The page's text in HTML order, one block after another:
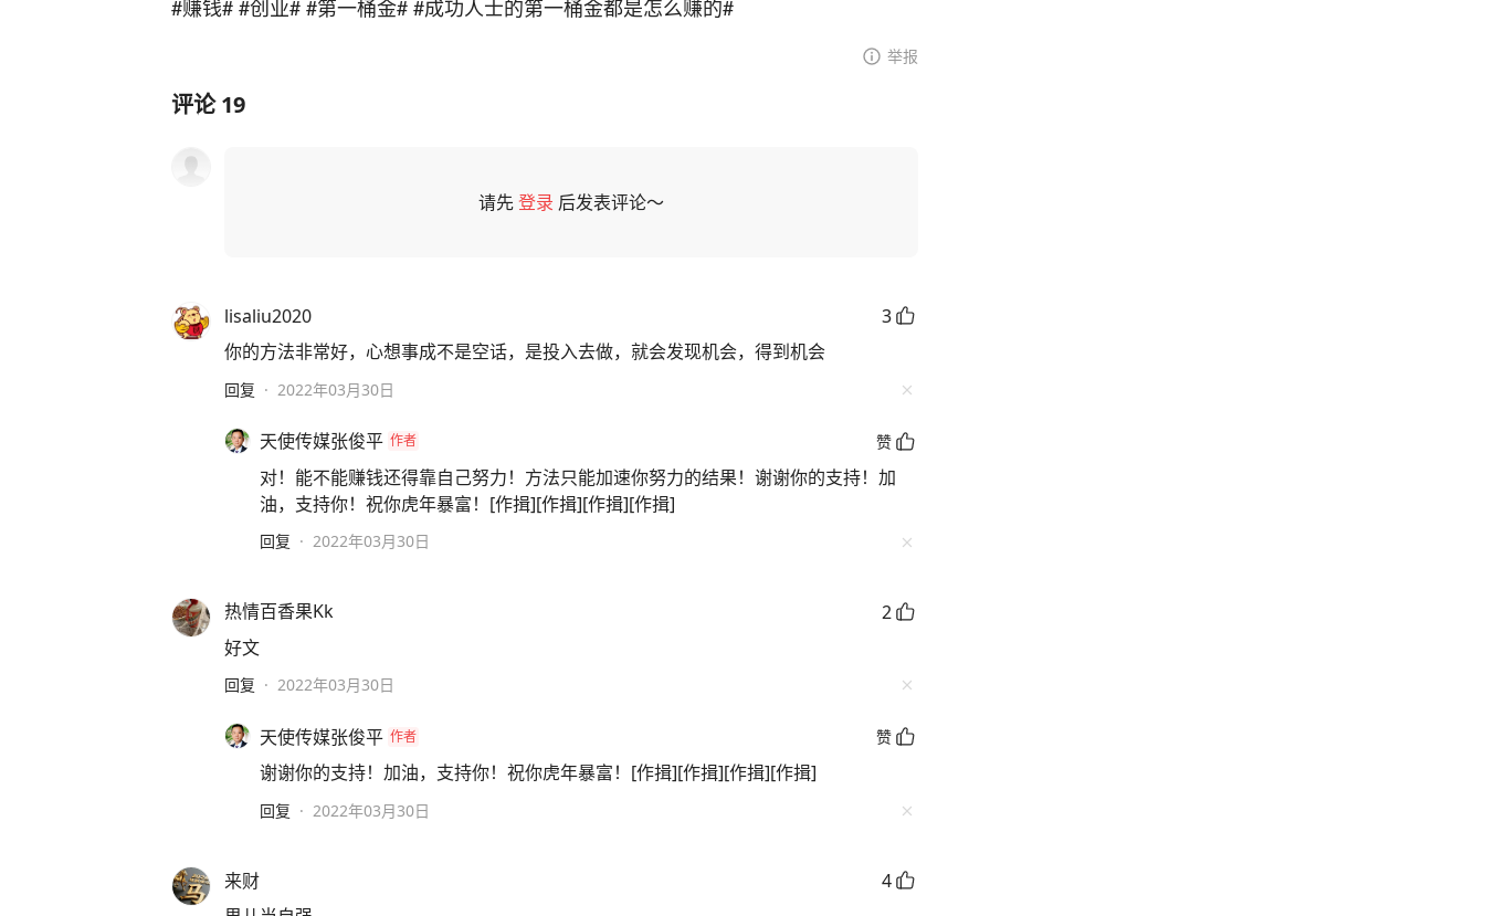
#赚钱##创业##第一桶金##成功人士的第一桶金都是怎么赚的#
举报
评论19
请先登录 后发表评论～
lisaliu2020
3
你的方法非常好，心想事成不是空话，是投入去做，就会发现机会，得到机会
回复 · 2022年03月30日
天使传媒张俊平 作者 赞
对！能不能赚钱还得靠自己努力！方法只能加速你努力的结果！谢谢你的支持！加
油，支持你！祝你虎年暴富！[作揖][作揖][作揖][作揖]
回复 · 2022年03月30日
热情百香果Kk
2
好文
回复 · 2022年03月30日
天使传媒张俊平 作者 赞
谢谢你的支持！加油，支持你！祝你虎年暴富！[作揖][作揖][作揖][作揖]
回复 · 2022年03月30日
来财
4